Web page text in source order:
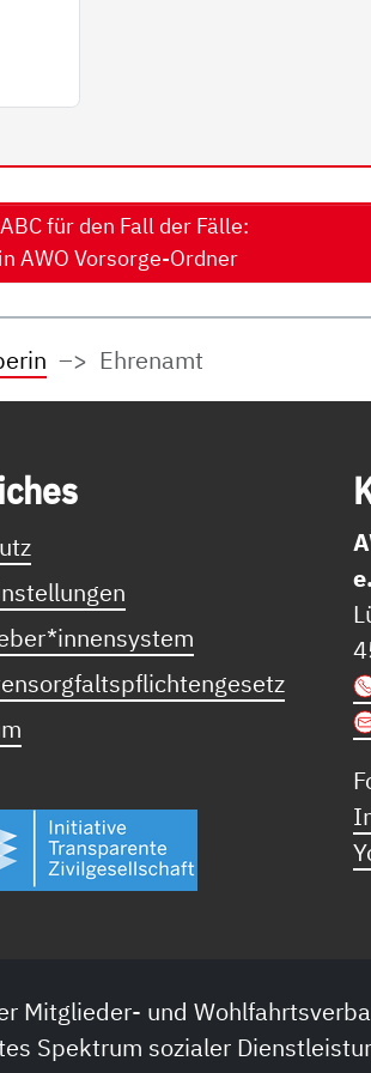
für den Fall der Fälle:
AWO Vorsorge-Ordner
Ehrenamt
Mitglieder- und
Spektrum sozialer